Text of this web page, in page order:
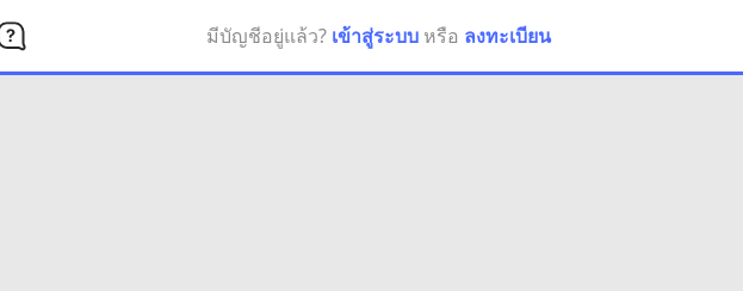
มีบัญชีอยู่แล้ว? เข้าสู่ระบบ หรือ ลงทะเบียน